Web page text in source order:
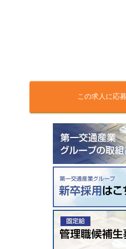
この求人に応